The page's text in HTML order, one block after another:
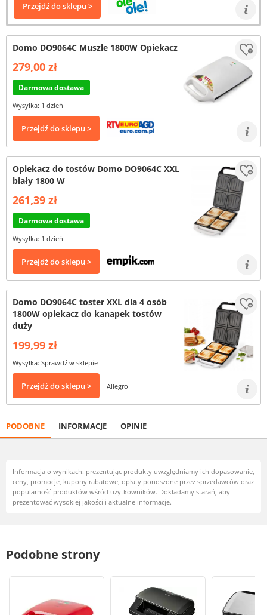
Przejdź do sklepu >
Domo DO9064C Muszle 1800W Opiekacz
279,00 zł
Darmowa dostawa
Wysyłka: 1 dzień
Przejdź do sklepu >
Opiekacz do tostów Domo DO9064C XXL
biały 1800 W
261,39 zł
Darmowa dostawa
Wysyłka: 1 dzień
Przejdź do sklepu >
Domo DO9064C toster XXL dla 4 osób
1800W opiekacz do kanapek tostów
duży
199,99 zł
Wysyłka: Sprawdź w sklepie
Przejdź do sklepu > Allegro
PODOBNE INFORMACJE OPINIE
Informacja o wynikach: prezentując produkty uwzględniamy ich dopasowanie,
ceny, promocje, kupony rabatowe, opłaty ponoszone przez sprzedawców oraz
popularność produktów wśród użytkowników. Dokładamy starań, aby
prezentować wysokiej jakości i aktualne informacje.
Podobne strony